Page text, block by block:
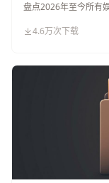
盘点2026年至今所有
4.6万次下载